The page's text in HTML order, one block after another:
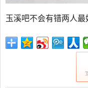
玉溪吧不会有错两人